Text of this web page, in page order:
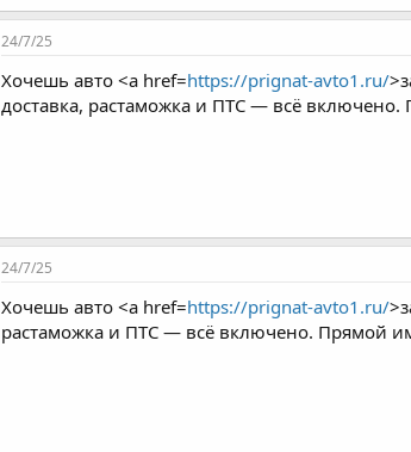
24/7/25
Хочешь авто <a href=https://prignat-avto1.ru/
доставка, растаможка и ПТС — всё
24/7/25
Хочешь авто <a href=https://prignat-avto1.ru/
растаможка и ПТС — всё включено. Прямой